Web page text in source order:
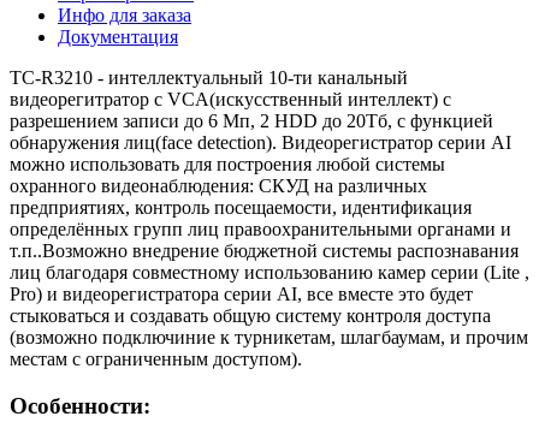
Инфо для заказа
Документация
TC-R3210 - интеллектуальный 10-ти канальный
видеорегитратор с VCA(искусственный интеллект) с
разрешением записи до 6 Мп, 2 HDD до 20Tб, c функцией
обнаружения лиц(face detection). Видеорегистратор серии AI
можно использовать для построения любой системы
охранного видеонаблюдения: СКУД на различных
предприятиях, контроль посещаемости, идентификация
определённых групп лиц правоохранительными органами и
т.п..Возможно внедрение бюджетной системы распознавания
лиц благодаря совместному использованию камер серии (Lite ,
Pro) и видеорегистратора серии AI, все вместе это будет
стыковаться и создавать общую систему контроля доступа
(возможно подключиние к турникетам, шлагбаумам, и прочим
местам с ограниченным доступом).
Особенности: